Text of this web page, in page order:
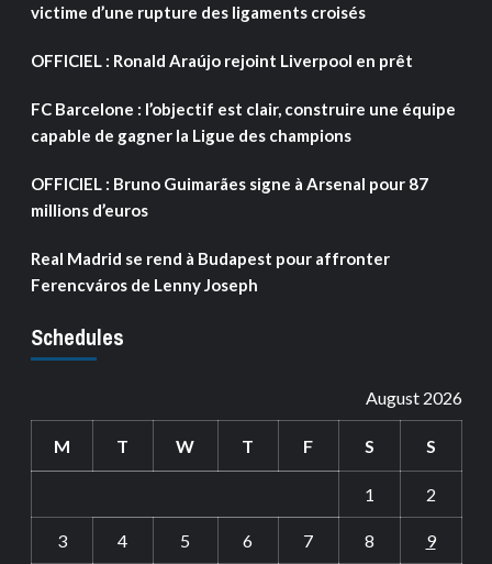
victime d’une rupture des ligaments croisés
OFFICIEL : Ronald Araújo rejoint Liverpool en prêt
FC Barcelone : l’objectif est clair, construire une équipe
capable de gagner la Ligue des champions
OFFICIEL : Bruno Guimarães signe à Arsenal pour 87
millions d’euros
Real Madrid se rend à Budapest pour affronter
Ferencváros de Lenny Joseph
Schedules
August 2026
M T W T F S S
1 2
3 4 5 6 7 8 9